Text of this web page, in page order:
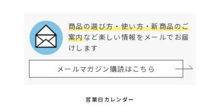
商品の選び方・使い方・新商品のご
案内など楽しい情報をメールでお届
けします
メールマガジン購読はこちら
営業日カレンダー